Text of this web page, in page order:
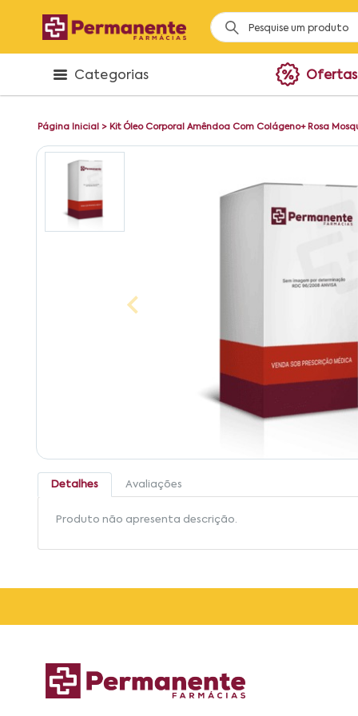
Categorias Ofertas
Página Inicial > Kit Óleo Corporal Amêndoa Com Colágeno+ Rosa
Detalhes Avaliações
Produto não apresenta descrição.